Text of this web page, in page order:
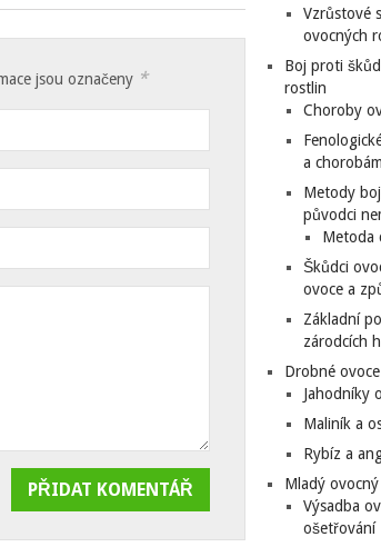
jsou označeny *
Vzrůstové
ovocných
Boj proti
rostlin
Choroby
a
Metody
původci
Metoda
Škůdci
ovoce a
Základní
zárodcích
Drobné ovoce
Jahodníky
Maliník a
Rybíz a
Mladý ovocný
Výsadba
ošetřování